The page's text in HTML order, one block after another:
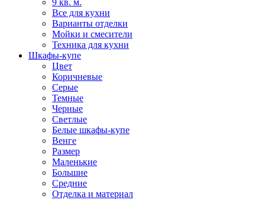
9 кв. м.
Все для кухни
Варианты отделки
Мойки и смесители
Техника для кухни
Шкафы-купе
Цвет
Коричневые
Серые
Темные
Черные
Светлые
Белые шкафы-купе
Венге
Размер
Маленькие
Большие
Средние
Отделка и материал